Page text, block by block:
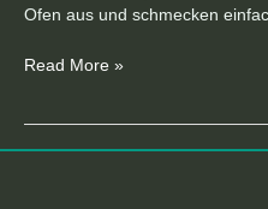
Ofen aus und schmecken
Read More »